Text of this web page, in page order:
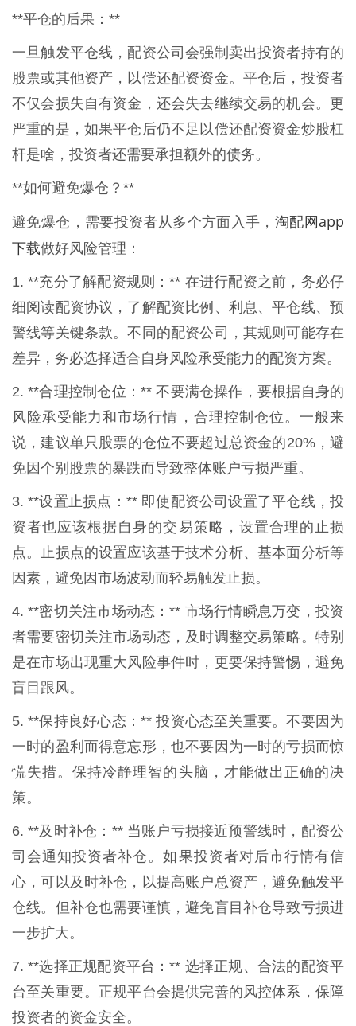
**平仓的后果：**
一旦触发平仓线，配资公司会强制卖出投资者持有的
股票或其他资产，以偿还配资资金。平仓后，投资者
不仅会损失自有资金，还会失去继续交易的机会。更
严重的是，如果平仓后仍不足以偿还配资资金炒股杠
杆是啥，投资者还需要承担额外的债务。
**如何避免爆仓？**
避免爆仓，需要投资者从多个方面入手， 淘配网app
下载做好风险管理：
1. **充分了解配资规则：** 在进行配资之前，务必仔
细阅读配资协议，了解配资比例、利息、平仓线、预
警线等关键条款。不同的配资公司，其规则可能存在
差异，务必选择适合自身风险承受能力的配资方案。
2. **合理控制仓位：** 不要满仓操作，要根据自身的
风险承受能力和市场行情，合理控制仓位。一般来
说，建议单只股票的仓位不要超过总资金的20%，避
免因个别股票的暴跌而导致整体账户亏损严重。
3. **设置止损点：** 即使配资公司设置了平仓线，投
资者也应该根据自身的交易策略，设置合理的止损
点。止损点的设置应该基于技术分析、基本面分析等
因素，避免因市场波动而轻易触发止损。
4. **密切关注市场动态：** 市场行情瞬息万变，投资
者需要密切关注市场动态，及时调整交易策略。特别
是在市场出现重大风险事件时，更要保持警惕，避免
盲目跟风。
5. **保持良好心态：** 投资心态至关重要。不要因为
一时的盈利而得意忘形，也不要因为一时的亏损而惊
慌失措。保持冷静理智的头脑，才能做出正确的决
策。
6. **及时补仓：** 当账户亏损接近预警线时，配资公
司会通知投资者补仓。如果投资者对后市行情有信
心，可以及时补仓，以提高账户总资产，避免触发平
仓线。但补仓也需要谨慎，避免盲目补仓导致亏损进
一步扩大。
7. **选择正规配资平台：** 选择正规、合法的配资平
台至关重要。正规平台会提供完善的风控体系，保障
投资者的资金安全。